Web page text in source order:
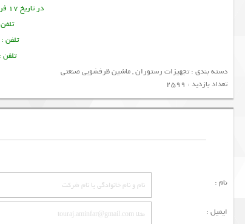
در تاریخ 17 فروردین 1400 این مطلب نوشته شده است.
تلفن : 09378003488
تلفن : 09128931339 منصور امین فر
تلفن : 09356107101 تورج امین فر
دسته بندی :تجهیزات رستوران,ماشین ظرفشویی صنعتی
تعداد بازدید : 2599
نام :
ایمیل :